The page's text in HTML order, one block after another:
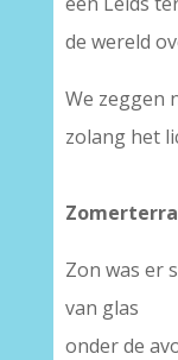
de wereld
We zeggen
zolang het
Zon was er
van glas
onder de